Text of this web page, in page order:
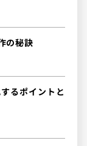
の秘訣
るポイントと